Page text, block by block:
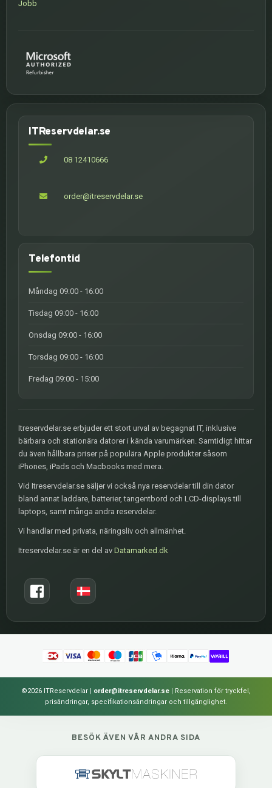
Jobb
ITReservdelar.se
08 12410666
order@itreservdelar.se
Telefontid
Måndag 09:00 - 16:00
Tisdag 09:00 - 16:00
Onsdag 09:00 - 16:00
Torsdag 09:00 - 16:00
Fredag 09:00 - 15:00
Itreservdelar.se erbjuder ett stort urval av begagnat IT, inklusive
bärbara och stationära datorer i kända varumärken. Samtidigt hittar
du även hållbara priser på populära Apple produkter såsom
iPhones, iPads och Macbooks med mera.
Vid Itreservdelar.se säljer vi också nya reservdelar till din dator
bland annat laddare, batterier, tangentbord och LCD-displays till
laptops, samt många andra reservdelar.
Vi handlar med privata, näringsliv och allmänhet.
Itreservdelar.se är en del av Datamarked.dk
©2026 ITReservdelar | order@itreservdelar.se | Reservation för tryckfel,
prisändringar, specifikationsändringar och tillgänglighet.
BESÖK ÄVEN VÅR ANDRA SIDA